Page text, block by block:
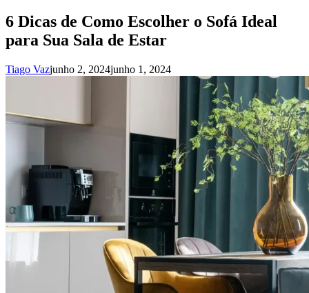
6 Dicas de Como Escolher o Sofá Ideal
para Sua Sala de Estar
Tiago Vazjunho 2, 2024junho 1, 2024